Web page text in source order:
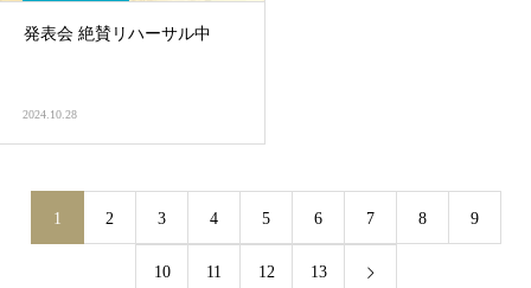
発表会 絶賛リハーサル中
2024.10.28
1 2 3 4 5 6 7 8 9
10 11 12 13